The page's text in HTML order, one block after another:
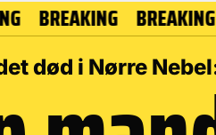
BREAKING
død i Nørre